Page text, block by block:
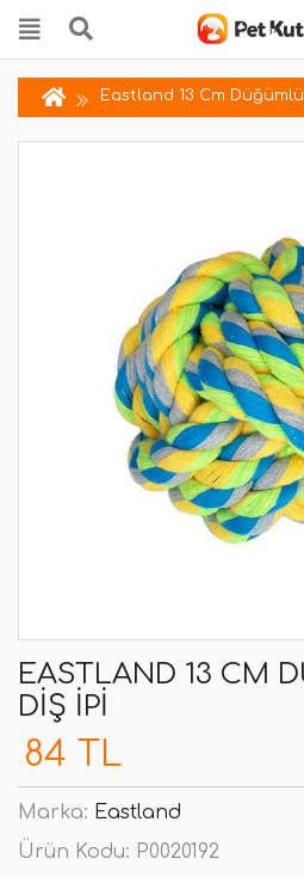
Eastland 13 Cm
EASTLAND 13 CM
DIŞ İPI
84 TL
Marka: Eastland
Ürün Kodu: P0020192